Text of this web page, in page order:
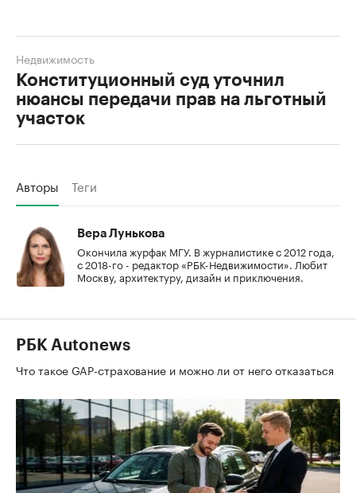
Конституционный суд уточнил
нюансы передачи прав на льготный
участок
Недвижимость
Авторы Теги
Вера Лунькова
Окончила журфак МГУ. В журналистике с 2012 года,
с 2018-го - редактор «РБК-Недвижимости». Любит
Москву, архитектуру, дизайн и приключения.
РБК Autonews
Что такое GAP-страхование и можно ли от него отказаться